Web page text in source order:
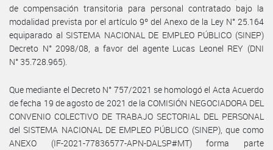
de compensación transitoria para personal contratado bajo la
modalidad prevista por el artículo 9º del Anexo de la Ley N° 25.164
equiparado al SISTEMA NACIONAL DE EMPLEO PÚBLICO (SINEP)
Decreto N° 2098/08, a favor del agente Lucas Leonel REY (DNI
N° 35.728.965).
Que mediante el Decreto N° 757/2021 se homologó el Acta Acuerdo
de fecha 19 de agosto de 2021 de la COMISIÓN NEGOCIADORA DEL
CONVENIO COLECTIVO DE TRABAJO SECTORIAL DEL PERSONAL
del SISTEMA NACIONAL DE EMPLEO PÚBLICO (SINEP), que como
ANEXO (IF-2021-77836577-APN-DALSP#MT) forma parte